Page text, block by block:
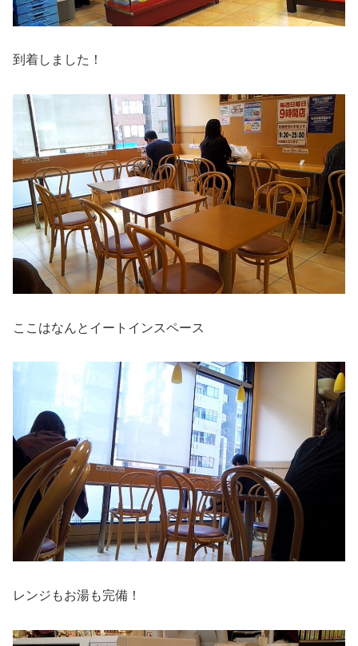
到着しました！
ここはなんとイートインスペース
レンジもお湯も完備！